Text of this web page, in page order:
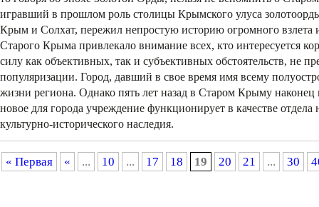
игравший в прошлом роль столицы Крымского улуса
Крым и Солхат, пережил непростую историю огромного взлета
Старого Крыма привлекало внимание всех, кто интересуется
силу как объективных, так и субъективных обстоятельств, не
популяризации. Город, давший в свое время имя всему
жизни региона. Однако пять лет назад в Старом Крыму
новое для города учреждение функционирует в качестве
культурно-исторического наследия.
« Первая « ... 10 ... 17 18 19 20 21 ... 30